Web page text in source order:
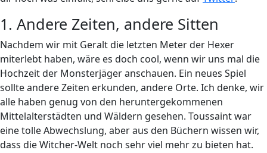
1. Andere Zeiten, andere Sitten
Nachdem wir mit Geralt die letzten Meter der Hexer
miterlebt haben, wäre es doch cool, wenn wir uns mal die
Hochzeit der Monsterjäger anschauen. Ein neues Spiel
sollte andere Zeiten erkunden, andere Orte. Ich denke, wir
alle haben genug von den heruntergekommenen
Mittelalterstädten und Wäldern gesehen. Toussaint war
eine tolle Abwechslung, aber aus den Büchern wissen wir,
dass die Witcher-Welt noch sehr viel mehr zu bieten hat.